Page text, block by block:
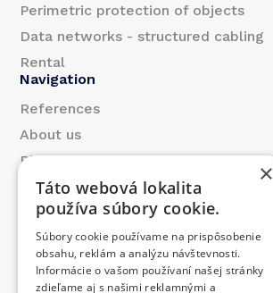
Perimetric protection of objects
Data networks - structured cabling
Rental
Navigation
References
About us
Blog
Contact
Products
We contributed
Job offer
Contact
×
Táto webová lokalita
používa súbory cookie.
Súbory cookie používame na prispôsobenie
obsahu, reklám a analýzu návštevnosti.
Informácie o vašom používaní našej stránky
zdieľame aj s našimi reklamnými a